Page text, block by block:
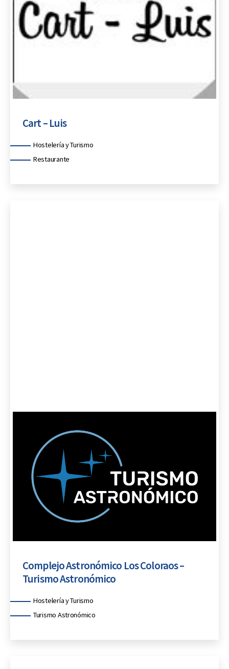
CategoríasHostelería y Turismo
Restaurante
Cart – Luis
CategoríasHostelería y Turismo
Turismo Astronómico
Complejo Astronómico Los Coloraos –
Turismo Astronómico